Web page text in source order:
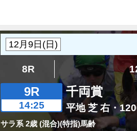
8R
9R
14:25
千両賞
平地 芝 右・
サラ系 2歳 (混合)(特指)馬齢